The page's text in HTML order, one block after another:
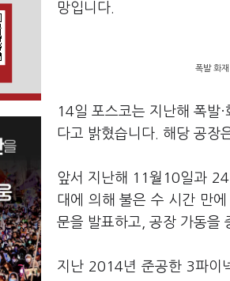
망입니다.
폭발 화
14일 포스코는 지난해 폭발
다고 밝혔습니다. 해당 공장
앞서 지난해 11월10일과 24
대에 의해 불은 수 시간 만
문을 발표하고, 공장 가동을
지난 2014년 준공한 3파이